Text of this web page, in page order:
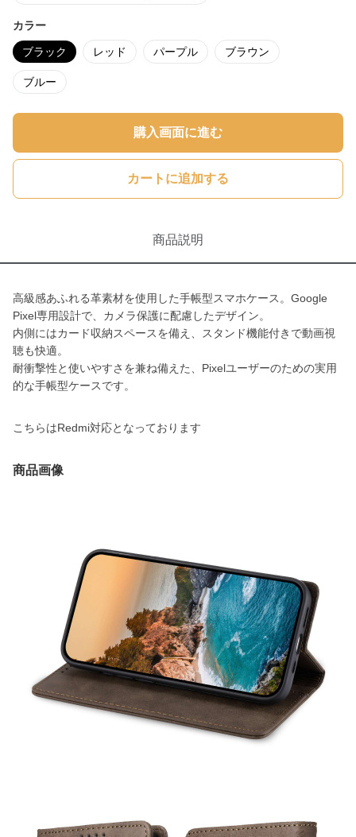
カラー
ブラック レッド パープル ブラウン
ブルー
購入画面に進む
カートに追加する
商品説明
高級感あふれる革素材を使用した手帳型スマホケース。Google
Pixel専用設計で、カメラ保護に配慮したデザイン。
内側にはカード収納スペースを備え、スタンド機能付きで動画視
聴も快適。
耐衝撃性と使いやすさを兼ね備えた、Pixelユーザーのための実用
的な手帳型ケースです。
こちらはRedmi対応となっております
商品画像